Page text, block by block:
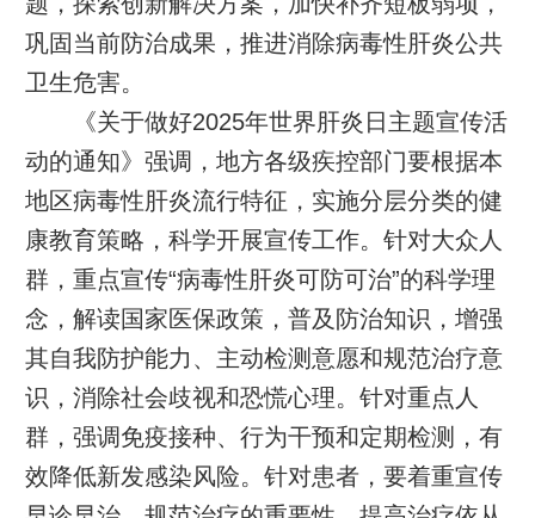
巩固当前防治成果，推进消除病毒性肝炎公共
卫生危害。
《关于做好2025年世界肝炎日主题宣传活
动的通知》强调，地方各级疾控部门要根据本
地区病毒性肝炎流行特征，实施分层分类的健
康教育策略，科学开展宣传工作。针对大众人
群，重点宣传“病毒性肝炎可防可治”的科学理
念，解读国家医保政策，普及防治知识，增强
其自我防护能力、主动检测意愿和规范治疗意
识，消除社会歧视和恐慌心理。针对重点人
群，强调免疫接种、行为干预和定期检测，有
效降低新发感染风险。针对患者，要着重宣传